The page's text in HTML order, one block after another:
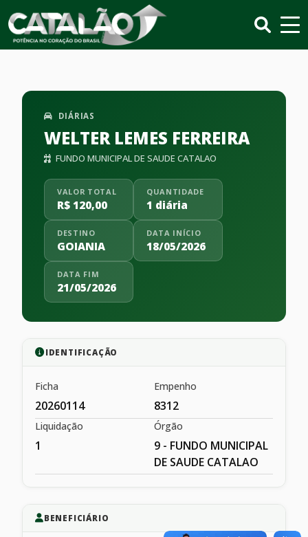
DIÁRIAS
WELTER LEMES FERREIRA
FUNDO MUNICIPAL DE SAUDE CATALAO
VALOR TOTAL
R$ 120,00
QUANTIDADE
1 diária
DESTINO
GOIANIA
DATA INÍCIO
18/05/2026
DATA FIM
21/05/2026
IDENTIFICAÇÃO
Ficha
20260114
Empenho
8312
Liquidação
1
Órgão
9 - FUNDO MUNICIPAL
DE SAUDE CATALAO
BENEFICIÁRIO